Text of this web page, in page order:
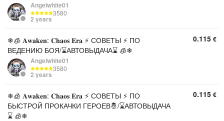
Angelwhite01
3580
2 years
❄🧊 𝐀𝐰𝐚𝐤𝐞𝐧: 𝐂𝐡𝐚𝐨𝐬 𝐄𝐫𝐚 ⚡ СОВЕТЫ ⚡ ПО
ВЕДЕНИЮ БОЯ/⌛АВТОВЫДАЧА⌛ 🧊❄
Angelwhite01
3580
2 years
0.115 €
❄🧊 𝐀𝐰𝐚𝐤𝐞𝐧: 𝐂𝐡𝐚𝐨𝐬 𝐄𝐫𝐚 ⚡ СОВЕТЫ ⚡ ПО
БЫСТРОЙ ПРОКАЧКИ ГЕРОЕВ🤴/⌛АВТОВЫДАЧА
⌛ 🧊❄
0.115 €